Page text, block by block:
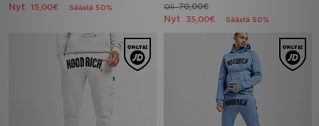
Nyt 15,00€ Säästä 50% Oli70,00€
Nyt 35,00€ Säästä 50%